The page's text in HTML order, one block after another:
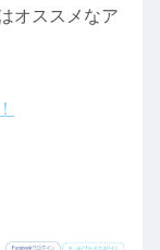
オススメなア